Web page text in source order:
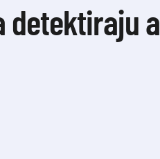
detektiraju